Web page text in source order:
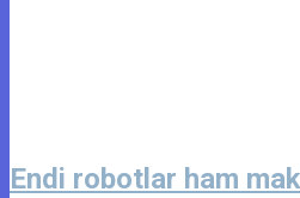
Endi robotlar ham